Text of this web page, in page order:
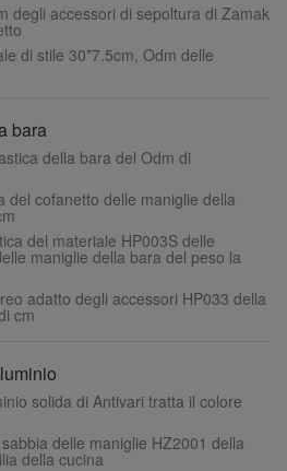
degli accessori di sepoltura di Zamak
di stile 30*7.5cm, Odm delle
bara
della bara del Odm di
del cofanetto delle maniglie della
del materiale HP003S delle
maniglie della bara del peso la
adatto degli accessori HP033 della
cm
solida di Antivari tratta il colore
delle maniglie HZ2001 della
della cucina